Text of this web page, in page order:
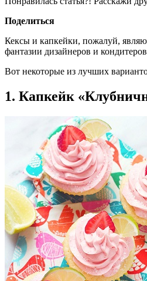
Поделиться
Кексы и капкейки, пожалуй,
фантазии дизайнеров и
Вот некоторые из лучших
1. Капкейк